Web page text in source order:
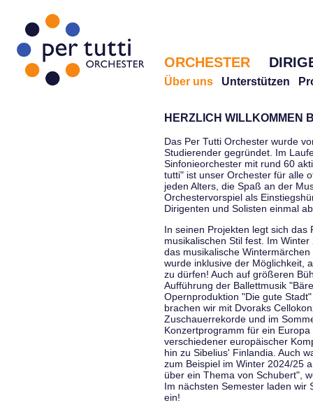
ORCHESTER
Über uns Unterstützen
HERZLICH WILLKOMMEN
Das Per Tutti Orchester wurde
Studierender gegründet. Im
Sinfonieorchester mit rund 60
tutti" ist unser Orchester für alle
jeden Alters, die Spaß an der
Orchestervorspiel als
Dirigenten und Solisten einmal
In seinen Projekten legt sich das
musikalischen Stil fest. Im
das musikalische
wurde inklusive der Möglichkeit,
zu dürfen! Auch auf größeren
Aufführung der Ballettmusik
Opernproduktion "Die gute
brachen wir mit Dvoraks
Zuschauerrekorde und im
Konzertprogramm für ein
verschiedener europäischer
hin zu Sibelius' Finlandia. Auch
zum Beispiel im Winter 2024/25
über ein Thema von Schubert",
Im nächsten Semester laden wir
ein!